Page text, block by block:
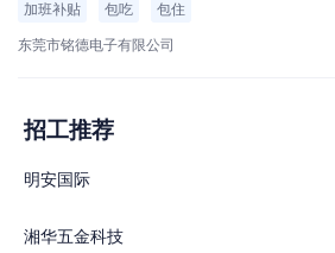
加班补贴 包吃 包住
东莞市铭德电子有限公司
招工推荐
明安国际
湘华五金科技